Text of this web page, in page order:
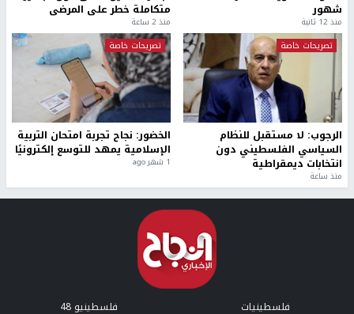
شهور
منذ 12 ثانية
متكاملة خطر على المرضى
منذ 2 ساعة
تصريحات خاصة
الرجوب: لا مستقبل للنظام
السياسي الفلسطيني دون
انتخابات ديمقراطية
منذ ساعة
تصريحات خاصة
الخضور: نجاح تجربة امتحان التربية
الإسلامية يمهد للتوسع إلكترونيًا
1 شهر ago
فلسطينيات فلسطينيو 48